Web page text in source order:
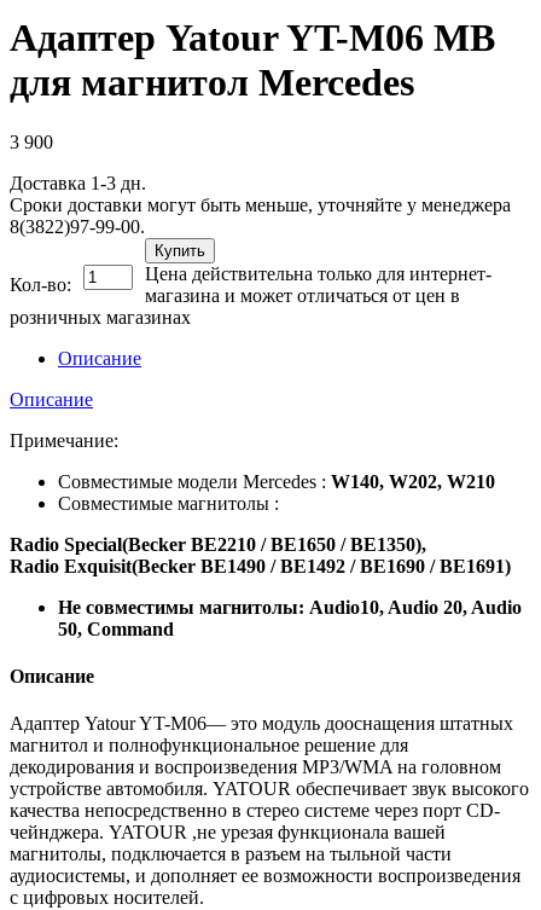
Адаптер Yatour YT-M06 MB
для магнитол Mercedes
3 900
Доставка 1-3 дн.
Сроки доставки могут быть меньше, уточняйте у менеджера
8(3822)97-99-00.
Кол-во:
Купить
Цена действительна только для интернет-
магазина и может отличаться от цен в
розничных магазинах
Описание
Описание
Примечание:
Совместимые модели Mercedes : W140, W202, W210
Совместимые магнитолы :
Radio Special(Becker BE2210 / BE1650 / BE1350),
Radio Exquisit(Becker BE1490 / BE1492 / BE1690 / BE1691)
Не совместимы магнитолы: Audio10, Audio 20, Audio
50, Command
Описание
Адаптер Yatour YT-M06— это модуль дооснащения штатных
магнитол и полнофункциональное решение для
декодирования и воспроизведения MP3/WMA на головном
устройстве автомобиля. YATOUR обеспечивает звук высокого
качества непосредственно в стерео системе через порт CD-
чейнджера. YATOUR ,не урезая функционала вашей
магнитолы, подключается в разъем на тыльной части
аудиосистемы, и дополняет ее возможности воспроизведения
с цифровых носителей.